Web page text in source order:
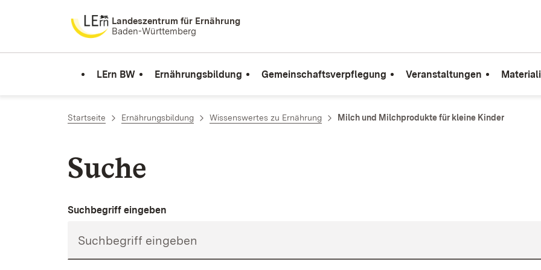
Zum Inhalt springenLandeszentrum für Ernährung
Baden-Württemberg
LErn BW Ernährungsbildung Gemeinschaftsverpflegung Veranstaltungen
Startseite Ernährungsbildung Wissenswertes zu Ernährung Milch und Milchprodukte für kleine Kinder
Suche
Suchbegriff eingeben